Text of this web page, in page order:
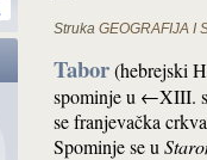
Struka GEOGRAFIJA I
Tabor(hebrejski
spominje u ←XIII.
se franjevačka
Spominje se u